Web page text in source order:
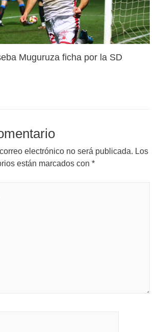
Muguruza ficha por la SD
electrónico no será publicada. Los
están marcados con *